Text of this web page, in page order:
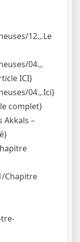
12.,.Le
04.,.
ICI}
04.,.Ici}
complet}
Akkals –
Chapitre